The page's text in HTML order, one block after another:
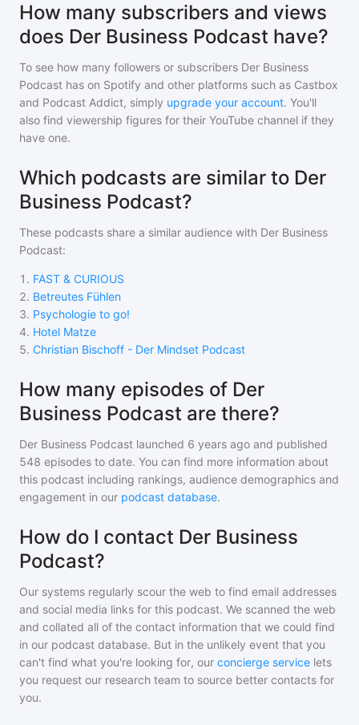
How many subscribers and views
does Der Business Podcast have?
To see how many followers or subscribers Der Business
Podcast has on Spotify and other platforms such as Castbox
and Podcast Addict, simply upgrade your account. You'll
also find viewership figures for their YouTube channel if they
have one.
Which podcasts are similar to Der
Business Podcast?
These podcasts share a similar audience with Der Business
Podcast:
1 . FAST & CURIOUS
2. Betreutes Fühlen
3. Psychologie to go!
4. Hotel Matze
5. Christian Bischoff - Der Mindset Podcast
How many episodes of Der
Business Podcast are there?
Der Business Podcast launched 6 years ago and published
548 episodes to date. You can find more information about
this podcast including rankings, audience demographics and
engagement in our podcast database.
How do I contact Der Business
Podcast?
Our systems regularly scour the web to find email addresses
and social media links for this podcast. We scanned the web
and collated all of the contact information that we could find
in our podcast database. But in the unlikely event that you
can't find what you're looking for, our concierge service lets
you request our research team to source better contacts for
you.